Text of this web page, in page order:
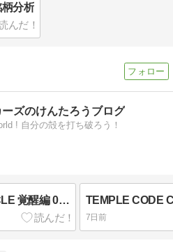
分析
ズのけんたろうブログ
! 自分の殻を打ち破ろう！
TEMPLE CODE CHRONICLE 覚醒編 06｜水を配る手
7日前